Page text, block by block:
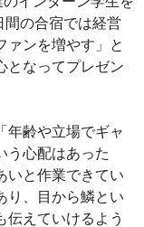
の合宿では経営
ァンを増やす」と
となってプレゼン
年齢や立場でギャ
う心配はあった
いと作業できてい
り、目から鱗とい
伝えていけるよう